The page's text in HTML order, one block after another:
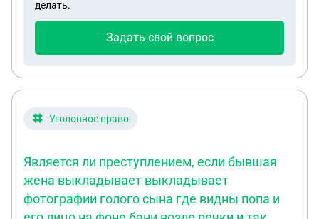
делать.
Задать свой вопрос
Уголовное право
Является ли преступлением, если бывшая
жена выкладывает выкладывает
фотографии голого сына где видны попа и